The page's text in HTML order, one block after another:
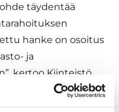
täydentää
hanke on osoitus
ja
kertoo Kiinteistö
.